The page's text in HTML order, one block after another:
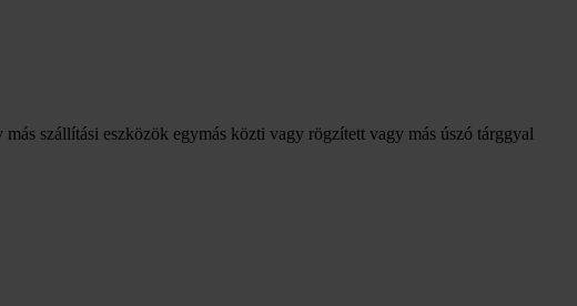
szállítási eszközök egymás közti vagy rögzített vagy más úszó tárggyal